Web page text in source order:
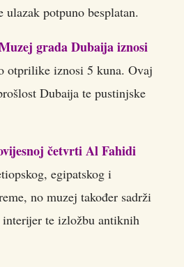
potpuno besplatan.
grada Dubaija iznosi
otprilike iznosi 5 kuna. Ovaj
Dubaija te pustinjske
četvrti Al Fahidi
egipatskog i
no muzej također sadrži
te izložbu antiknih